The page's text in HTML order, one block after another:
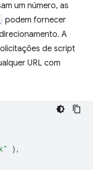
um número, as
podem fornecer
A
de script
URL com
},